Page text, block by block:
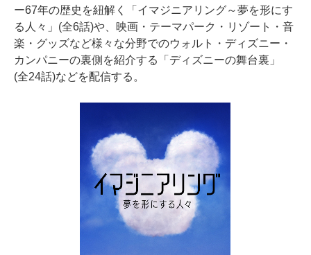
ー67年の歴史を紐解く「イマジニアリング～夢を形にす
る人々」(全6話)や、映画・テーマパーク・リゾート・音
楽・グッズなど様々な分野でのウォルト・ディズニー・
カンパニーの裏側を紹介する「ディズニーの舞台裏」
(全24話)などを配信する。